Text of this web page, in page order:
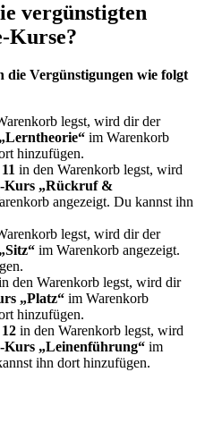
vergünstigten
Kurse?
die Vergünstigungen wie folgt
legst, wird dir der
im Warenkorb
hinzufügen.
in den Warenkorb legst, wird
Kurs „Rückruf &
angezeigt. Du kannst ihn
legst, wird dir der
im Warenkorb angezeigt.
den Warenkorb legst, wird dir
„Platz“ im Warenkorb
hinzufügen.
in den Warenkorb legst, wird
Kurs „Leinenführung“ im
ihn dort hinzufügen.